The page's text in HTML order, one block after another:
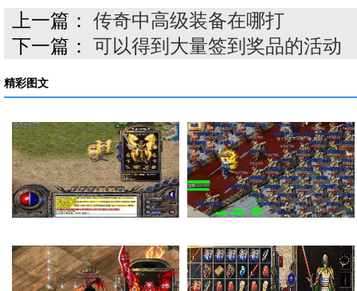
上一篇： 传奇中高级装备在哪打
下一篇： 可以得到大量签到奖品的活动
精彩图文
在传奇私服里面如何… 法师的感化也就是提…